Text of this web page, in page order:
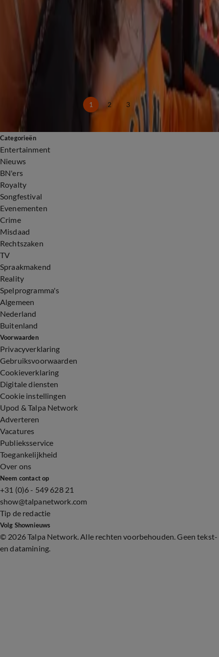
Koningin Máxima bewijst Jade Kops laatste eer met boeket op kist
1 mei, 14:34
Nabestaanden Jade Kops geraakt door steunbetuigingen
29 apr, 18:29
538 Koningsdag staat stil bij overlijden Jade Kops (19)
27 apr, 17:31
1 2 3
Categorieën
Entertainment
Nieuws
BN'ers
Royalty
Songfestival
Evenementen
Crime
Misdaad
Rechtszaken
TV
Spraakmakend
Reality
Spelprogramma's
Algemeen
Nederland
Buitenland
Voorwaarden
Privacyverklaring
Gebruiksvoorwaarden
Cookieverklaring
Digitale diensten
Cookie instellingen
Upod & Talpa Network
Adverteren
Vacatures
Publieksservice
Toegankelijkheid
Over ons
Neem contact op
+31 (0)6 - 549 628 21
show@talpanetwork.com
Tip de redactie
Volg Shownieuws
© 2026 Talpa Network. Alle rechten voorbehouden. Geen tekst-
en datamining.